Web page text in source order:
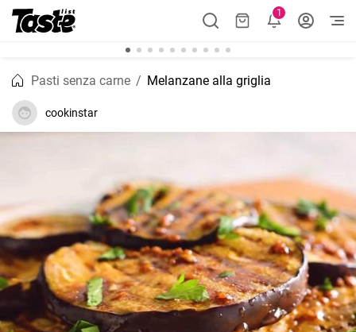
1
Pasti senza carne Melanzane alla griglia
cookinstar